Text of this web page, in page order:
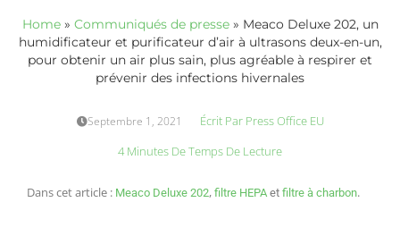
Home» Communiqués de presse» Meaco Deluxe 202, un
humidificateur et purificateur d’air à ultrasons deux-en-un,
pour obtenir un air plus sain, plus agréable à respirer et
prévenir des infections hivernales
Septembre 1, 2021 Écrit ParPress Office EU
4 Minutes De Temps De Lecture
Dans cet article : Meaco Deluxe 202, filtre HEPA et filtre à charbon.